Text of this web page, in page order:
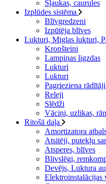
Šļaukas, caurules
Izplūdes sistēma
Blīvgredzeni
Izpūtēja blīves
Lukturi, Miglas lukturi,
Kronšteini
Lampiņas ligzdas
Lukturi
Lukturi
Pagrieziena rādītāji
Releji
Slēdži
Vāciņi, uzlikas,
Ritošā daļa
Amortizatora
Atsitēji, putekļu
Atsperes, blīves
Blivslēgi,
Devējs, Luktura
Elektroinstalācijas